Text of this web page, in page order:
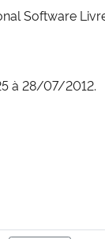
Software
à 28/07/2012.